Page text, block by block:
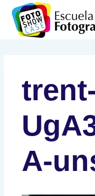
Saltar
contenido
A-